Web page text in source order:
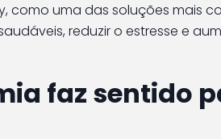
como uma das soluções mais
reduzir o estresse e
faz sentido